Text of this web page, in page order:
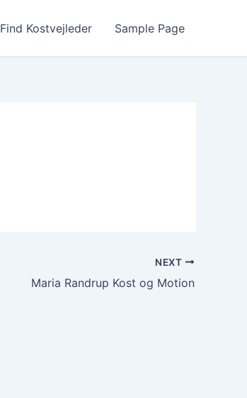
Find Kostvejleder Sample Page
NEXT
Maria Randrup Kost og Motion